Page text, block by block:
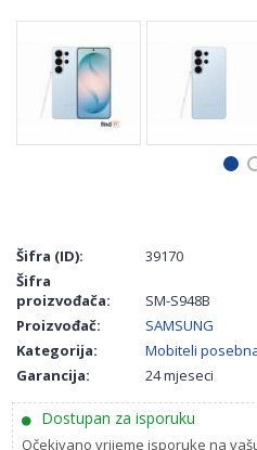
Šifra (ID):
39170
Šifra
proizvođača:
SM-S948B
Proizvođač:
SAMSUNG
Kategorija:
Mobiteli
Garancija:
24 mjeseci
Dostupan za isporuku
Očekivano vrijeme isporuke na